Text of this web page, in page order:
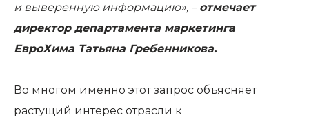
и выверенную информацию», – отмечает
директор департамента маркетинга
ЕвроХима Татьяна Гребенникова.
Во многом именно этот запрос объясняет
растущий интерес отрасли к